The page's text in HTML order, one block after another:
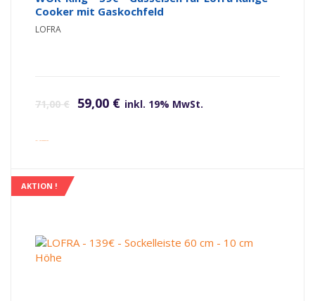
Cooker mit Gaskochfeld
LOFRA
71,00€ 59,00 € inkl. 19% MwSt.
inkl. Versandkosten
AKTION !